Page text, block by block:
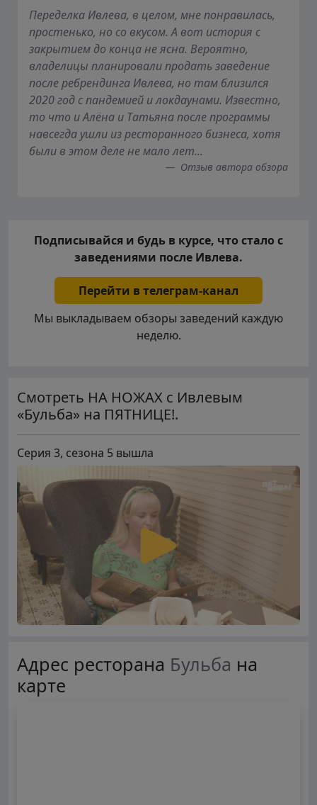
Переделка Ивлева, в целом, мне понравилась,
простенько, но со вкусом. А вот история с
закрытием до конца не ясна. Вероятно,
владелицы планировали продать заведение
после ребрендинга Ивлева, но там близился
2020 год с пандемией и локдаунами. Известно,
то что и Алёна и Татьяна после программы
навсегда ушли из ресторанного бизнеса, хотя
были в этом деле не мало лет...
Отзыв автора обзора
Подписывайся и будь в курсе, что стало с
заведениями после Ивлева.
Перейти в телеграм-канал
Мы выкладываем обзоры заведений каждую
неделю.
Смотреть НА НОЖАХ с Ивлевым
«Бульба» на ПЯТНИЦЕ!.
Серия 3, сезона 5 вышла
Адрес ресторана Бульба на
карте